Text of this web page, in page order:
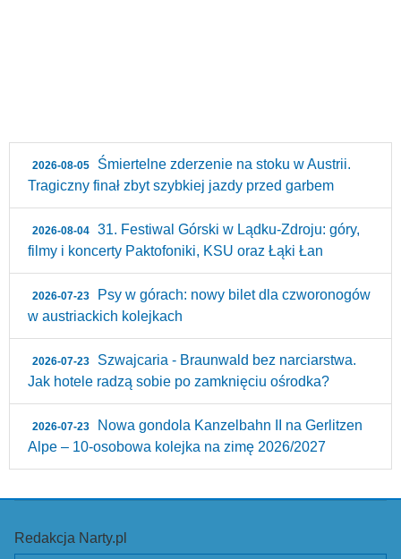
2026-08-05
Śmiertelne zderzenie na stoku w Austrii.
Tragiczny finał zbyt szybkiej jazdy przed garbem
2026-08-04
31. Festiwal Górski w Lądku-Zdroju: góry,
filmy i koncerty Paktofoniki, KSU oraz Łąki Łan
2026-07-23
Psy w górach: nowy bilet dla czworonogów
w austriackich kolejkach
2026-07-23
Szwajcaria - Braunwald bez narciarstwa.
Jak hotele radzą sobie po zamknięciu ośrodka?
2026-07-23
Nowa gondola Kanzelbahn II na Gerlitzen
Alpe – 10‑osobowa kolejka na zimę 2026/2027
Redakcja Narty.pl